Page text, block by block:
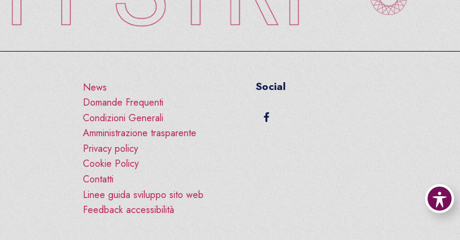
News
Domande Frequenti
Condizioni Generali
Amministrazione trasparente
Privacy policy
Cookie Policy
Contatti
Linee guida sviluppo sito web
Feedback accessibilità
Social